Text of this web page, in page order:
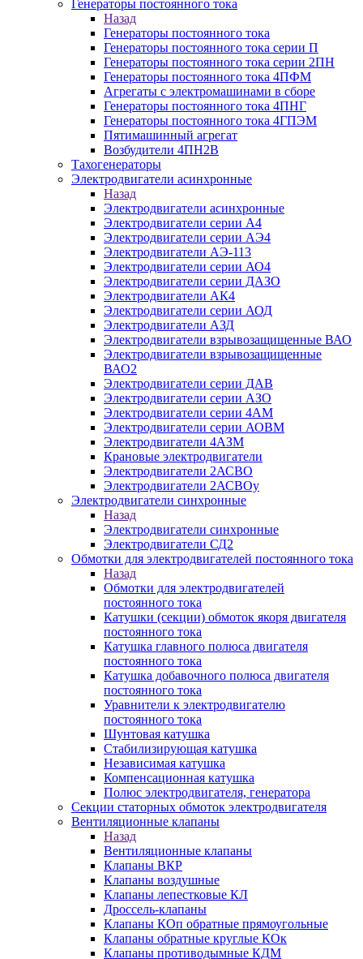
Генераторы постоянного тока
Назад
Генераторы постоянного тока
Генераторы постоянного тока серии П
Генераторы постоянного тока серии 2ПН
Генераторы постоянного тока 4ПФМ
Агрегаты с электромашинами в сборе
Генераторы постоянного тока 4ПНГ
Генераторы постоянного тока 4ГПЭМ
Пятимашинный агрегат
Возбудители 4ПН2В
Тахогенераторы
Электродвигатели асинхронные
Назад
Электродвигатели асинхронные
Электродвигатели серии А4
Электродвигатели серии АЭ4
Электродвигатели АЭ-113
Электродвигатели серии АО4
Электродвигатели серии ДАЗО
Электродвигатели АК4
Электродвигатели серии АОД
Электродвигатели АЗД
Электродвигатели взрывозащищенные ВАО
Электродвигатели взрывозащищенные
ВАО2
Электродвигатели серии ДАВ
Электродвигатели серии АЗО
Электродвигатели серии 4АМ
Электродвигатели серии АОВМ
Электродвигатели 4АЗМ
Крановые электродвигатели
Электродвигатели 2АСВО
Электродвигатели 2АСВОу
Электродвигатели синхронные
Назад
Электродвигатели синхронные
Электродвигатели СД2
Обмотки для электродвигателей постоянного тока
Назад
Обмотки для электродвигателей
постоянного тока
Катушки (секции) обмоток якоря двигателя
постоянного тока
Катушка главного полюса двигателя
постоянного тока
Катушка добавочного полюса двигателя
постоянного тока
Уравнители к электродвигателю
постоянного тока
Шунтовая катушка
Стабилизирующая катушка
Независимая катушка
Компенсационная катушка
Полюс электродвигателя, генератора
Секции статорных обмоток электродвигателя
Вентиляционные клапаны
Назад
Вентиляционные клапаны
Клапаны ВКР
Клапаны воздушные
Клапаны лепестковые КЛ
Дроссель-клапаны
Клапаны КОп обратные прямоугольные
Клапаны обратные круглые КОк
Клапаны противодымные КДМ